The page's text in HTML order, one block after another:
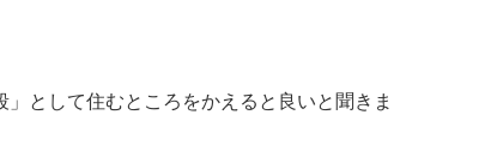
」として住むところをかえると良いと聞きま